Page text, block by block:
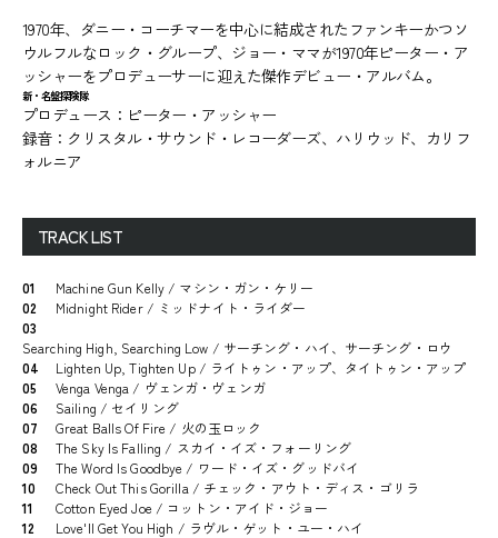
1970年、ダニー・コーチマーを中心に結成されたファンキーかつソ
ウルフルなロック・グループ、ジョー・ママが1970年ピーター・ア
ッシャーをプロデューサーに迎えた傑作デビュー・アルバム。
新・名盤探険隊
プロデュース：ピーター・アッシャー
録音：クリスタル・サウンド・レコーダーズ、ハリウッド、カリフ
ォルニア
TRACK LIST
01
Machine Gun Kelly / マシン・ガン・ケリー
02
Midnight Rider / ミッドナイト・ライダー
03
Searching High, Searching Low / サーチング・ハイ、サーチング・ロウ
04
Lighten Up, Tighten Up / ライトゥン・アップ、タイトゥン・アップ
05
Venga Venga / ヴェンガ・ヴェンガ
06
Sailing / セイリング
07
Great Balls Of Fire / 火の玉ロック
08
The Sky Is Falling / スカイ・イズ・フォーリング
09
The Word Is Goodbye / ワード・イズ・グッドバイ
10
Check Out This Gorilla / チェック・アウト・ディス・ゴリラ
11
Cotton Eyed Joe / コットン・アイド・ジョー
12
Love'll Get You High / ラヴル・ゲット・ユー・ハイ